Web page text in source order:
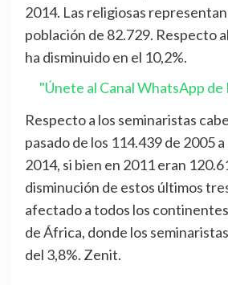
2014. Las religiosas
población de 82.729. Respecto
ha disminuido en el 10,2%.
"Únete al Canal WhatsApp
Respecto a los seminaristas
pasado de los 114.439 de 2005
2014, si bien en 2011 eran
disminución de estos últimos
afectado a todos los
de África, donde los
del 3,8%. Zenit.